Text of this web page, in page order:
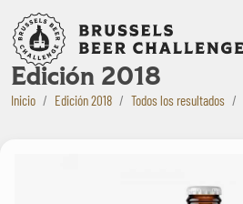
Edición 2018
Inicio Edición 2018 Todos los resultados